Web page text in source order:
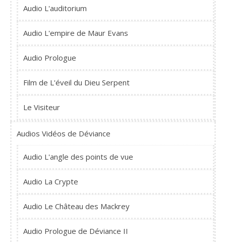
Audio L'auditorium
Audio L'empire de Maur Evans
Audio Prologue
Film de L'éveil du Dieu Serpent
Le Visiteur
Audios Vidéos de Déviance
Audio L'angle des points de vue
Audio La Crypte
Audio Le Château des Mackrey
Audio Prologue de Déviance II